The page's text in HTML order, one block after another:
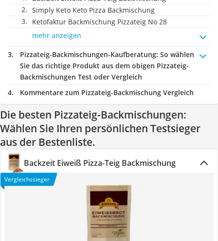
‎Simply Keto Keto Pizza Backmischung
Ketofaktur Backmischung Pizzateig No 28
mehr anzeigen
Pizzateig-Backmischungen-Kaufberatung: So wählen
Sie das richtige Produkt aus dem obigen Pizzateig-
Backmischungen Test oder Vergleich
Kommentare zum Pizzateig-Backmischung Vergleich
Die besten Pizzateig-Backmischungen:
Wählen Sie Ihren persönlichen Testsieger
aus der Bestenliste.
Backzeit Eiweiß Pizza-Teig Backmischung
Vergleichssieger